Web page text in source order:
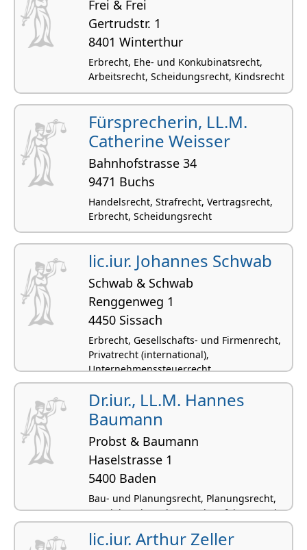
Frei & Frei
Gertrudstr. 1
8401 Winterthur
Erbrecht, Ehe- und Konkubinatsrecht,
Arbeitsrecht, Scheidungsrecht, Kindsrecht
Fürsprecherin, LL.M.
Catherine Weisser
Bahnhofstrasse 34
9471 Buchs
Handelsrecht, Strafrecht, Vertragsrecht,
Erbrecht, Scheidungsrecht
lic.iur. Johannes Schwab
Schwab & Schwab
Renggenweg 1
4450 Sissach
Erbrecht, Gesellschafts- und Firmenrecht,
Privatrecht (international),
Unternehmenssteuerrecht,
Kaufvertragsrecht
Dr.iur., LL.M. Hannes
Baumann
Probst & Baumann
Haselstrasse 1
5400 Baden
Bau- und Planungsrecht, Planungsrecht,
Handelsrecht, SchKG und Verfahrensrecht,
Vertragsrecht
lic.iur. Arthur Zeller